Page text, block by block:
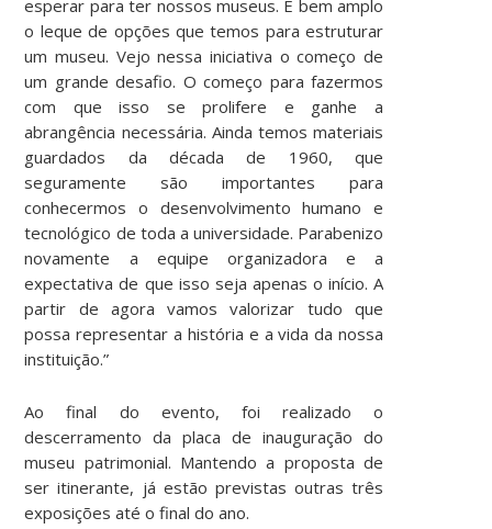
esperar para ter nossos museus. É bem amplo
o leque de opções que temos para estruturar
um museu. Vejo nessa iniciativa o começo de
um grande desafio. O começo para fazermos
com que isso se prolifere e ganhe a
abrangência necessária. Ainda temos materiais
guardados da década de 1960, que
seguramente são importantes para
conhecermos o desenvolvimento humano e
tecnológico de toda a universidade. Parabenizo
novamente a equipe organizadora e a
expectativa de que isso seja apenas o início. A
partir de agora vamos valorizar tudo que
possa representar a história e a vida da nossa
instituição.”
Ao final do evento, foi realizado o
descerramento da placa de inauguração do
museu patrimonial. Mantendo a proposta de
ser itinerante, já estão previstas outras três
exposições até o final do ano.